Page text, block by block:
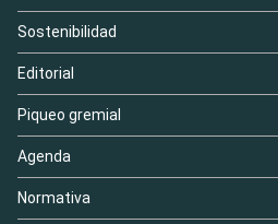
Sostenibilidad
Editorial
Piqueo gremial
Agenda
Normativa